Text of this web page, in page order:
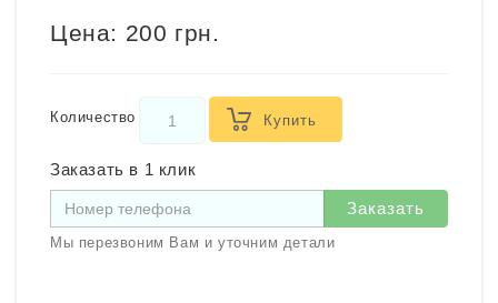
Цена: 200 грн.
Количество Купить
Заказать в 1 клик
Заказать
Мы перезвоним Вам и уточним детали